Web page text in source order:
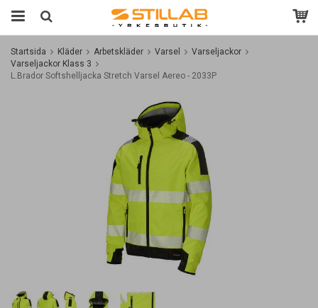
Startsida Kläder Arbetskläder Varsel
Varseljackor
Varseljackor Klass 3
L.Brador Softshelljacka Stretch Varsel Aereo - 2033P